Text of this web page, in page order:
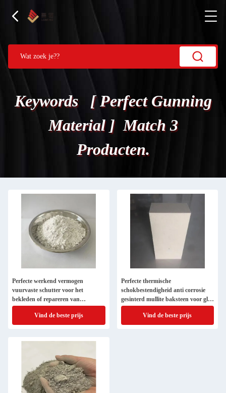
Keywords [ Perfect Gunning
Material ] Match 3
Producten.
Perfecte werkend vermogen
vuurvaste schutter voor het
bekleden of repareren van
staalfabrieken
Vind de beste prijs
Perfecte thermische
schokbestendigheid anti corrosie
gesinterd mullite baksteen voor glas
smeltoven
Vind de beste prijs